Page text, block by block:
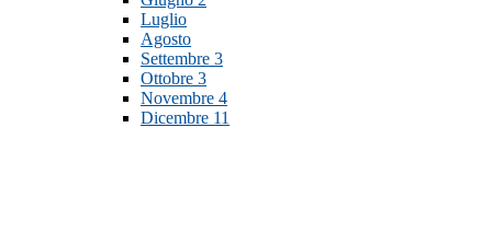
Luglio
Agosto
Settembre 3
Ottobre 3
Novembre 4
Dicembre 11